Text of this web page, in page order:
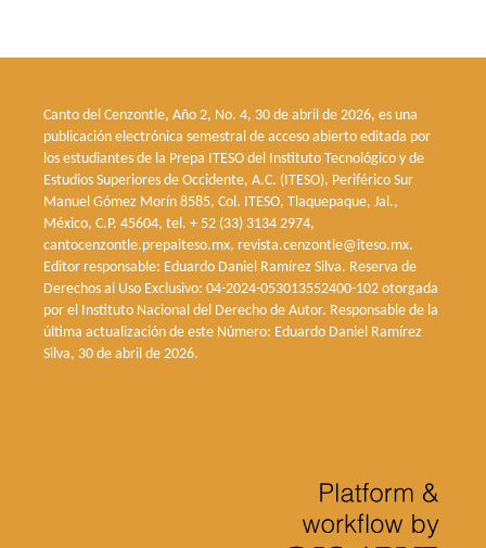
Canto del Cenzontle, Año 2, No. 4, 30 de abril de 2026, es una
publicación electrónica semestral de acceso abierto editada por
los estudiantes de la Prepa ITESO del Instituto Tecnológico y de
Estudios Superiores de Occidente, A.C. (ITESO), Periférico Sur
Manuel Gómez Morín 8585, Col. ITESO, Tlaquepaque, Jal.,
México, C.P. 45604, tel. + 52 (33) 3134 2974,
cantocenzontle.prepaiteso.mx, revista.cenzontle@iteso.mx.
Editor responsable: Eduardo Daniel Ramírez Silva. Reserva de
Derechos al Uso Exclusivo: 04-2024-053013552400-102 otorgada
por el Instituto Nacional del Derecho de Autor. Responsable de la
última actualización de este Número: Eduardo Daniel Ramírez
Silva, 30 de abril de 2026.